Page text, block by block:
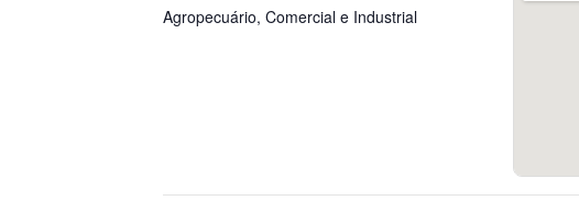
Agropecuário, Comercial e Industrial